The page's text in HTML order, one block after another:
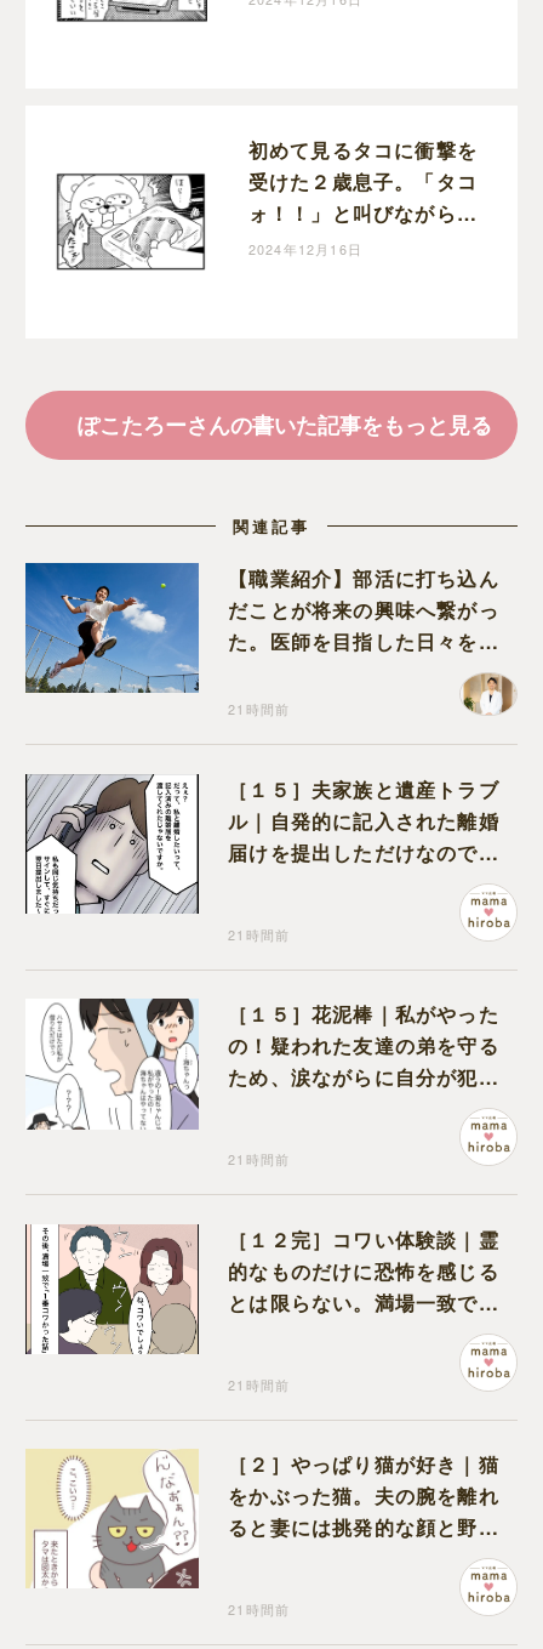
初めて見るタコに衝撃を
受けた２歳息子。「タコ
ォ！！」と叫びながら何
度も見に行き興味津々｜
2024年12月16日
ぽこたろーさんの書いた記事をもっと見る
関連記事
【職業紹介】部活に打ち込ん
だことが将来の興味へ繋がっ
た。医師を目指した日々を振
21時間前
［１５］夫家族と遺産トラブ
ル｜自発的に記入された離婚
届けを提出しただけなので、
21時間前
［１５］花泥棒｜私がやった
の！疑われた友達の弟を守る
ため、涙ながらに自分が犯人
21時間前
［１２完］コワい体験談｜霊
的なものだけに恐怖を感じる
とは限らない。満場一致でコ
ワいと認定された意外な体験
21時間前
［２］やっぱり猫が好き｜猫
をかぶった猫。夫の腕を離れ
ると妻には挑発的な顔と野太
21時間前